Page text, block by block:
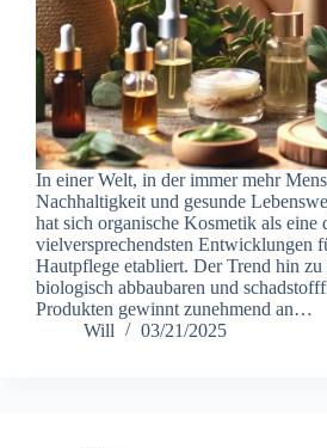
In einer Welt, in der immer mehr
Nachhaltigkeit und gesunde
hat sich organische Kosmetik als eine
vielversprechendsten Entwicklungen
Hautpflege etabliert. Der Trend hin zu
biologisch abbaubaren und
Produkten gewinnt zunehmend an…
Will
03/21/2025